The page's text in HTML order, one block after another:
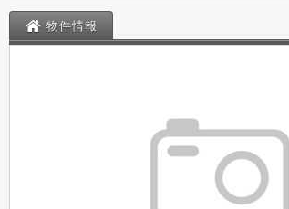
物件情報